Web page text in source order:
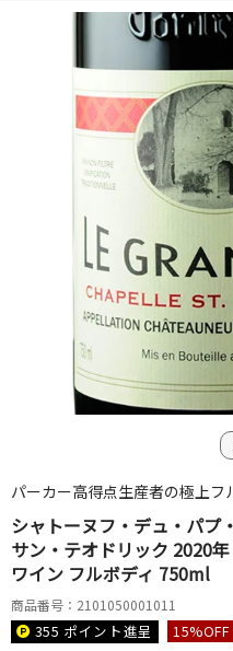
パーカー高得点生産者の極上フ
シャトーヌフ・デュ・パプ
サン・テオドリック 2020
ワイン フルボディ 750ml
商品番号：2101050001011
355 ポイント進呈 15%OFF